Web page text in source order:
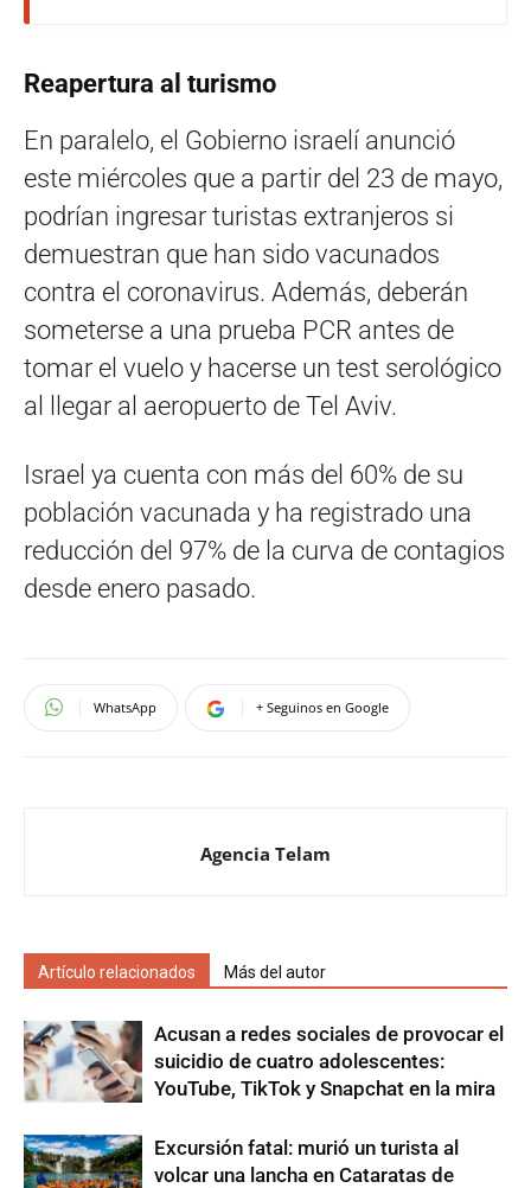
Reapertura al turismo
En paralelo, el Gobierno israelí anunció
este miércoles que a partir del 23 de mayo,
podrían ingresar turistas extranjeros si
demuestran que han sido vacunados
contra el coronavirus. Además, deberán
someterse a una prueba PCR antes de
tomar el vuelo y hacerse un test serológico
al llegar al aeropuerto de Tel Aviv.
Israel ya cuenta con más del 60% de su
población vacunada y ha registrado una
reducción del 97% de la curva de contagios
desde enero pasado.
WhatsApp + Seguinos en Google
Agencia Telam
Artículo relacionados Más del autor
Acusan a redes sociales de provocar el
suicidio de cuatro adolescentes:
YouTube, TikTok y Snapchat en la mira
Excursión fatal: murió un turista al
volcar una lancha en Cataratas de